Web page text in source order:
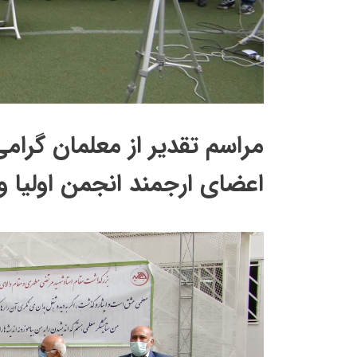
مراسم تقدیر از معلمان
اعضای ارجمند انجمن اولیا